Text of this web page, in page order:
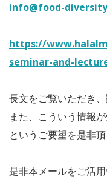
info@food-
https://
seminar-and-
長文をご覧いただき
また、こういう情報
というご要望を是非頂
是非本メールをご活